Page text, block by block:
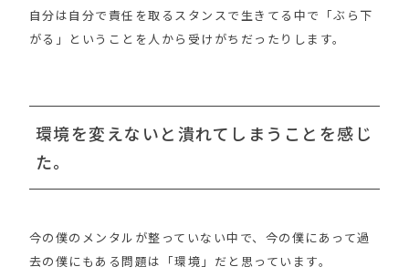
自分は自分で責任を取るスタンスで生きてる中で「ぶら下
がる」ということを人から受けがちだったりします。
環境を変えないと潰れてしまうことを感じ
た。
今の僕のメンタルが整っていない中で、今の僕にあって過
去の僕にもある問題は「環境」だと思っています。